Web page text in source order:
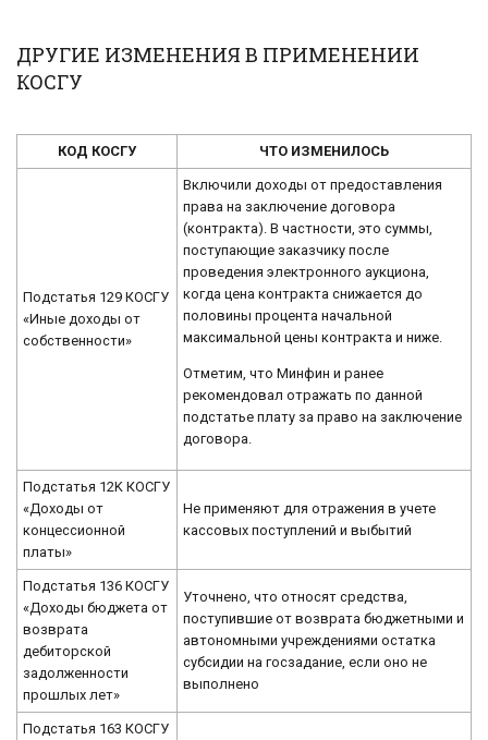
ДРУГИЕ ИЗМЕНЕНИЯ В ПРИМЕНЕНИИ
КОСГУ
КОД КОСГУ ЧТО ИЗМЕНИЛОСЬ
Подстатья 129 КОСГУ
«Иные доходы от
собственности»
Включили доходы от предоставления
права на заключение договора
(контракта). В частности, это суммы,
поступающие заказчику после
проведения электронного аукциона,
когда цена контракта снижается до
половины процента начальной
максимальной цены контракта и ниже.
Отметим, что Минфин и ранее
рекомендовал отражать по данной
подстатье плату за право на заключение
договора.
Подстатья 12K КОСГУ
«Доходы от
концессионной
платы»
Не применяют для отражения в учете
кассовых поступлений и выбытий
Подстатья 136 КОСГУ
«Доходы бюджета от
возврата
дебиторской
задолженности
прошлых лет»
Уточнено, что относят средства,
поступившие от возврата бюджетными и
автономными учреждениями остатка
субсидии на госзадание, если оно не
выполнено
Подстатья 163 КОСГУ